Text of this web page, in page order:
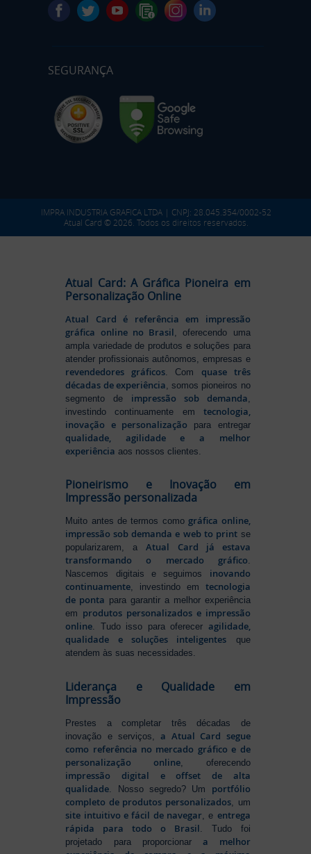
SEGURANÇA
IMPRA INDUSTRIA GRAFICA LTDA | CNPJ: 28.045.354/0002-52
Atual Card © 2026. Todos os direitos reservados.
Atual Card: A Gráfica Pioneira em
Personalização Online
Atual Card é referência em impressão
gráfica online no Brasil , oferecendo uma
ampla variedade de produtos e soluções para
atender profissionais autônomos, empresas e
revendedores gráficos. Comquase três
décadas de experiência , somos pioneiros no
segmento de impressão sob demanda
investindo continuamente em tecnologia,
inovação e personalização para entregar
qualidade, agilidade e a melhor
experiência aos nossos clientes.
Pioneirismo e Inovação em
Impressão personalizada
Muito antes de termos como gráfica online,
impressão sob demanda e web to printse
popularizarem, aAtual Card já estava
transformando o mercado gráfico.
Nascemos digitais e seguimos inovando
continuamente, investindo em tecnologia
de ponta para garantir a melhor experiência
em produtos personalizados e impressão
online. Tudo isso para oferecer agilidade,
qualidade e soluções inteligentes que
atendem às suas necessidades.
Liderança e Qualidade em
Impressão
Prestes a completar três décadas de
inovação e serviços,a Atual Card segue
como referência no mercado gráfico e de
personalização online, oferecendo
impressão digital e offset de alta
qualidade . Nosso segredo? Um portfólio
completo de produtos personalizados , um
site intuitivo e fácil de navegar , e entrega
rápida para todo o Brasil . Tudo foi
projetado para proporcionara melhor